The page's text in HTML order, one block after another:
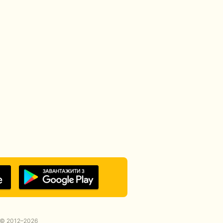
2012–2026